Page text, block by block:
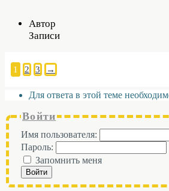
Автор
Записи
1 2 3 →
Для ответа в этой теме
Войти
Имя пользователя:
Пароль:
Запомнить меня
Войти